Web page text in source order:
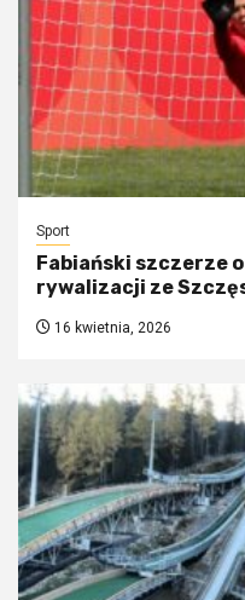
Sport
Fabiański szczerze
rywalizacji ze
16 kwietnia, 2026